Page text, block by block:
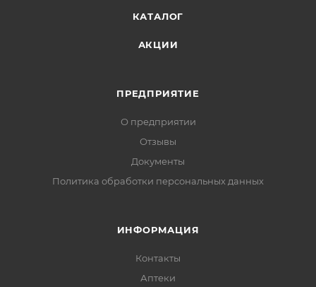
КАТАЛОГ
АКЦИИ
ПРЕДПРИЯТИЕ
О предприятии
Отзывы
Документы
Политика обработки персональных данных
ИНФОРМАЦИЯ
Контакты
Аптеки